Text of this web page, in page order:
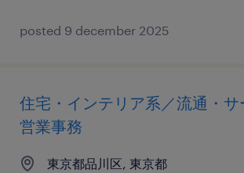
posted 9 december 2025
住宅・インテリア系／流通・サ
営業事務
東京都品川区, 東京都